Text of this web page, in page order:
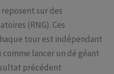
reposent sur des
(RNG). Ces
tour est indépendant
lancer un dé géant
précédent